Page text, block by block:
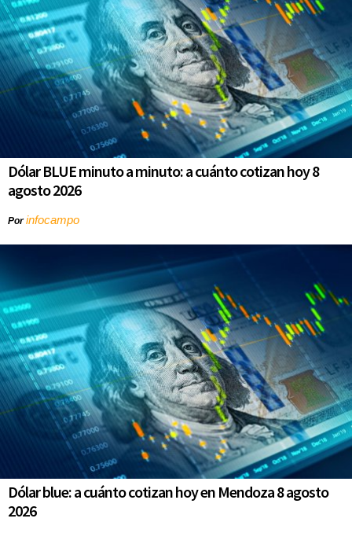
Dólar BLUE minuto a minuto: a cuánto cotizan hoy 8
agosto 2026
Porinfocampo
Dólar blue: a cuánto cotizan hoy en Mendoza 8 agosto
2026